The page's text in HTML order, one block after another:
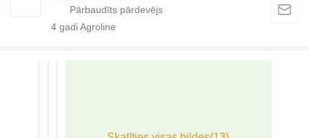
4 gadi Agroline